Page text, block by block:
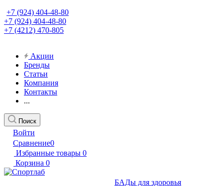
+7 (924) 404-48-80
+7 (924) 404-48-80
+7 (4212) 470-805
Акции
Бренды
Статьи
Компания
Контакты
...
Поиск
Войти
Сравнение0
Избранные товары 0
Корзина 0
БАДы для здоровья